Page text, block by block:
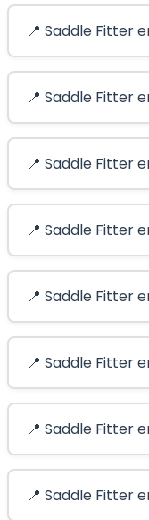
📍 Saddle Fitter
📍 Saddle Fitter
📍 Saddle Fitter
📍 Saddle Fitter
📍 Saddle Fitter
📍 Saddle Fitter
📍 Saddle Fitter
📍 Saddle Fitter